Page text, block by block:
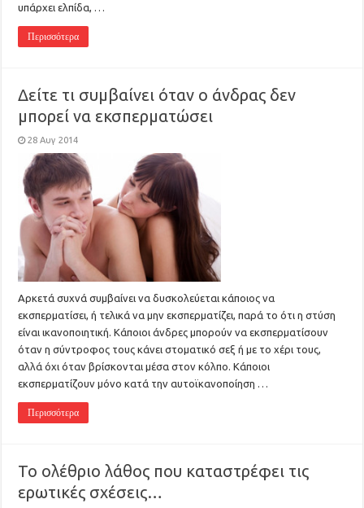
υπάρχει ελπίδα, …
Περισσότερα
Δείτε τι συμβαίνει όταν ο άνδρας δεν
μπορεί να εκσπερματώσει
28 Αυγ 2014
Αρκετά συχνά συμβαίνει να δυσκολεύεται κάποιος να
εκσπερματίσει, ή τελικά να μην εκσπερματίζει, παρά το ότι η στύση
είναι ικανοποιητική. Κάποιοι άνδρες μπορούν να εκσπερματίσουν
όταν η σύντροφος τους κάνει στοματικό σεξ ή με το χέρι τους,
αλλά όχι όταν βρίσκονται μέσα στον κόλπο. Κάποιοι
εκσπερματίζουν μόνο κατά την αυτοϊκανοποίηση …
Περισσότερα
Το ολέθριο λάθος που καταστρέφει τις
ερωτικές σχέσεις…